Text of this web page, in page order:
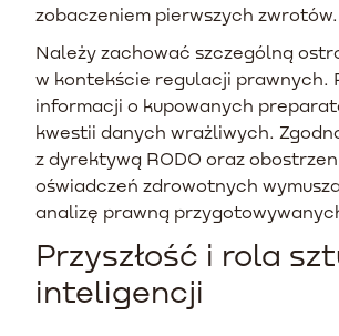
zobaczeniem pierwszych zwrotów.
Należy zachować szczególną
w kontekście regulacji prawnych.
informacji o kupowanych
kwestii danych wrażliwych.
z dyrektywą RODO oraz
oświadczeń zdrowotnych
analizę prawną
Przyszłość i rola
inteligencji